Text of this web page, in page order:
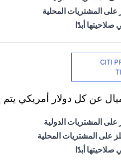
صلاحيتها أبدًا
CITI
عن كل دولار أمريكي يتم
صلاحيتها أبدًا